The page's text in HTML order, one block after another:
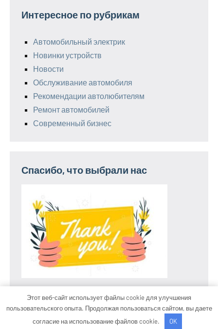
Интересное по рубрикам
Автомобильный электрик
Новинки устройств
Новости
Обслуживание автомобиля
Рекомендации автолюбителям
Ремонт автомобилей
Современный бизнес
Спасибо, что выбрали нас
Тема WordPress: Occasio от ThemeZee.
Этот веб-сайт использует файлы cookie для улучшения
пользовательского опыта. Продолжая пользоваться сайтом, вы даете
согласие на использование файлов cookie.
OK